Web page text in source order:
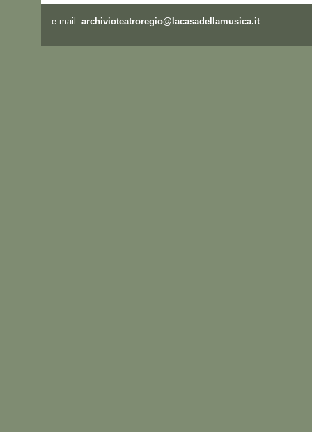
e-mail: archivioteatroregio@lacasadellamusica.it